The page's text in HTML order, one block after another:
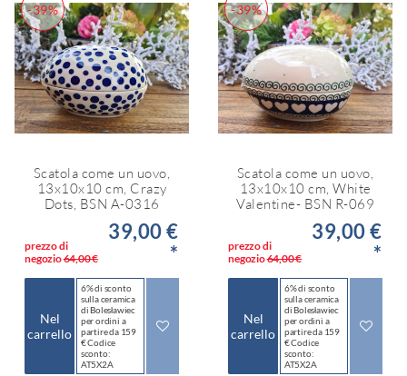
-39%
Scatola come un uovo,
13x10x10 cm, Crazy
Dots, BSN A-0316
prezzo di
negozio64,00 €
39,00 €
*
Nel
carrello
6% di sconto
sulla ceramica
di Bolesławiec
per ordini a
partire da 159
€ Codice
sconto:
AT5X2A
-39%
Scatola come un uovo,
13x10x10 cm, White
Valentine- BSN R-069
prezzo di
negozio64,00 €
39,00 €
*
Nel
carrello
6% di sconto
sulla ceramica
di Bolesławiec
per ordini a
partire da 159
€ Codice
sconto:
AT5X2A